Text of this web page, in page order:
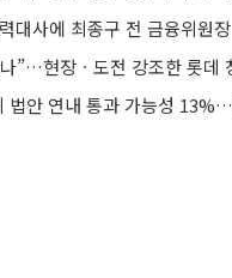
대사에 최종구 전 금융위원장